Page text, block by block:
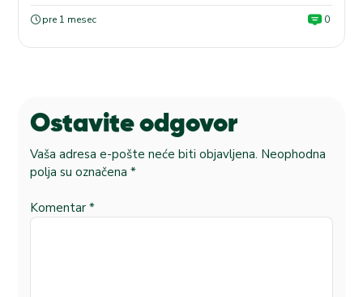
pre 1 mesec 0
Ostavite odgovor
Vaša adresa e-pošte neće biti objavljena. Neophodna
polja su označena *
Komentar *